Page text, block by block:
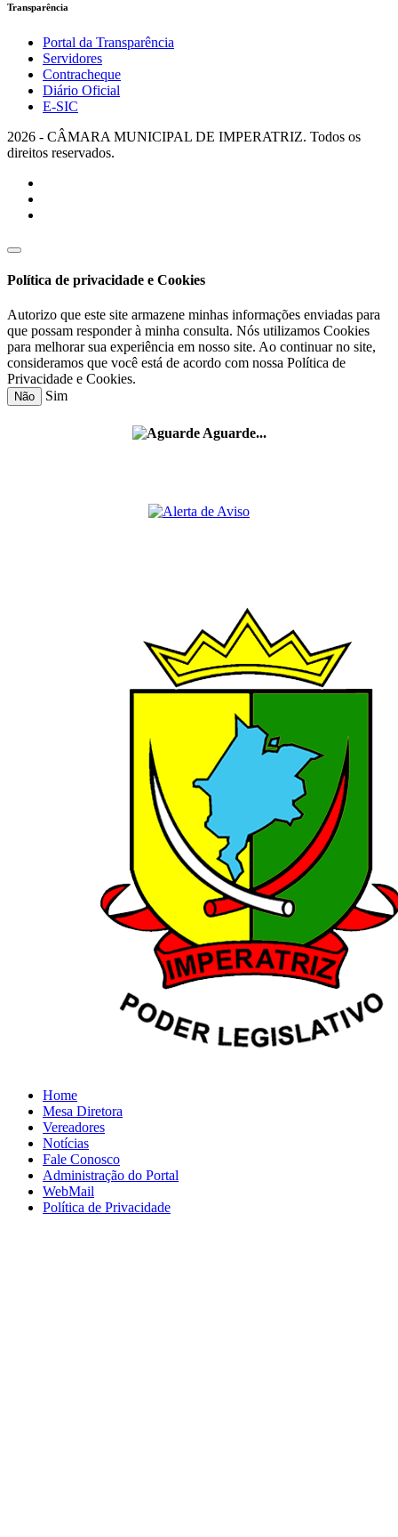
Transparência
Portal da Transparência
Servidores
Contracheque
Diário Oficial
E-SIC
2026 - CÂMARA MUNICIPAL DE IMPERATRIZ. Todos os
direitos reservados.
Política de privacidade e Cookies
Autorizo que este site armazene minhas informações enviadas para
que possam responder à minha consulta. Nós utilizamos Cookies
para melhorar sua experiência em nosso site. Ao continuar no site,
consideramos que você está de acordo com nossa Política de
Privacidade e Cookies.
Não Sim
Aguarde...
Home
Mesa Diretora
Vereadores
Notícias
Fale Conosco
Administração do Portal
WebMail
Política de Privacidade